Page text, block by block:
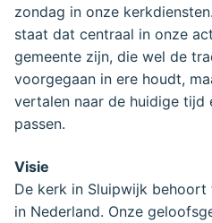
zondag in onze
staat dat centraal in onze
gemeente zijn, die wel de
voorgegaan in ere houdt,
vertalen naar de huidige tijd
passen.
Visie
De kerk in Sluipwijk
in Nederland. Onze